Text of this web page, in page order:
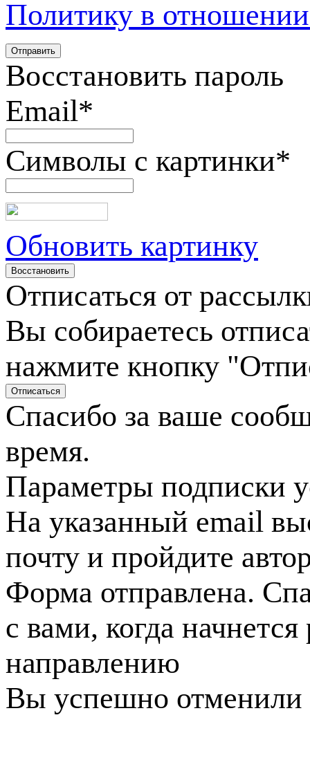
Политику в
Восстановить пароль
Email*
Символы с картинки*
Обновить картинку
Отписаться от
Вы собираетесь
нажмите кнопку
Спасибо за ваше
время.
Параметры подписки
На указанный email
почту и пройдите
Форма отправлена.
с вами, когда
направлению
Вы успешно отменили